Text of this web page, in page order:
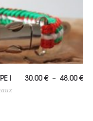
I 30.00€ – 48.00€
de